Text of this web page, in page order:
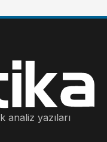
yazıları